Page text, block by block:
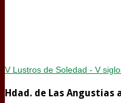
V Lustros de Soledad - V
Hdad. de Las Angustias